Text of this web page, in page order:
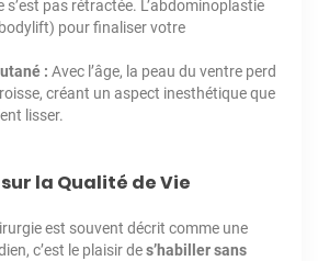
s’est pas rétractée. L’abdominoplastie
pour finaliser votre
: Avec l’âge, la peau du ventre perd
créant un aspect inesthétique que
lisser.
la Qualité de Vie
est souvent décrit comme une
c’est le plaisir des’habiller sans